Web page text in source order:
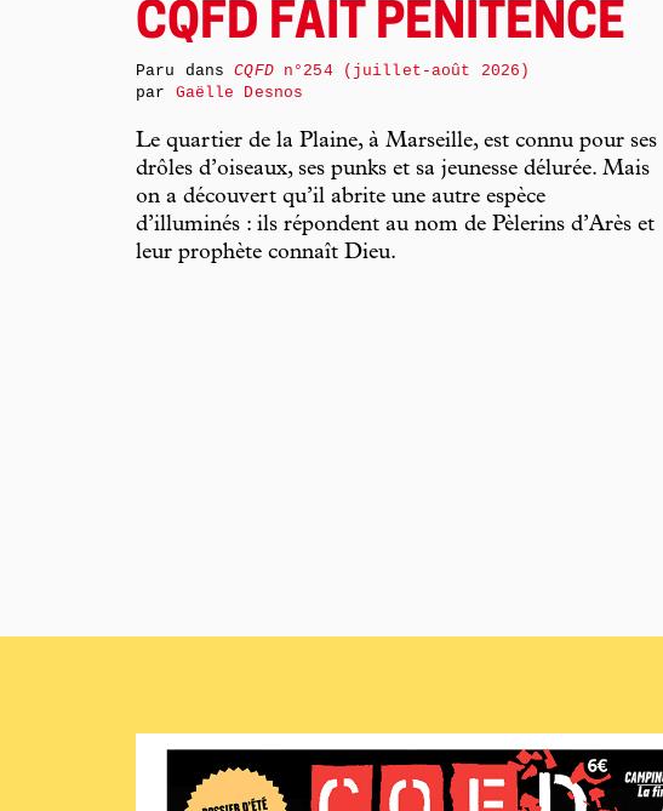
CQFD FAIT PÉNITENCE
Paru dansCQFDn°254 (juillet-août 2026)
par Gaëlle Desnos
Le quartier de la Plaine, à Marseille, est connu pour ses
drôles d’oiseaux, ses punks et sa jeunesse délurée. Mais
on a découvert qu’il abrite une autre espèce
d’illuminés : ils répondent au nom de Pèlerins d’Arès et
leur prophète connaît Dieu.